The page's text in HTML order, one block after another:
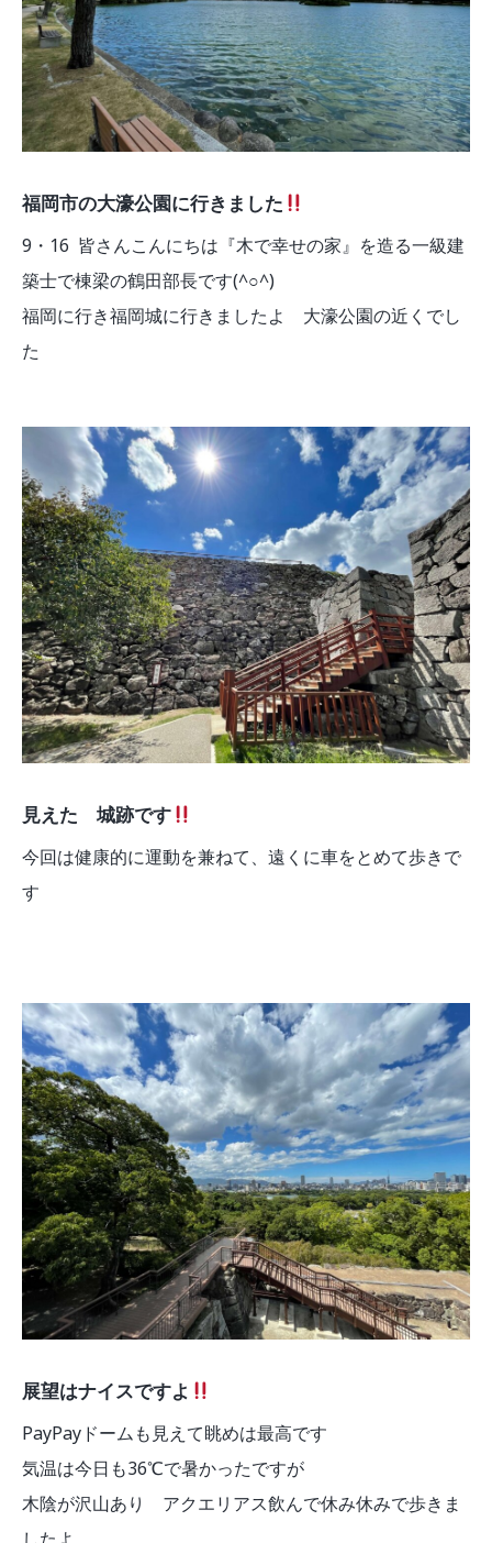
福岡市の大濠公園に行きました
9・16 皆さんこんにちは『木で幸せの家』を造る一級建
築士で棟梁の鶴田部長です(^○^)
福岡に行き福岡城に行きましたよ 大濠公園の近くでし
た
見えた 城跡です
今回は健康的に運動を兼ねて、遠くに車をとめて歩きで
す
展望はナイスですよ
PayPayドームも見えて眺めは最高です
気温は今日も36℃で暑かったですが
木陰が沢山あり アクエリアス飲んで休み休みで歩きま